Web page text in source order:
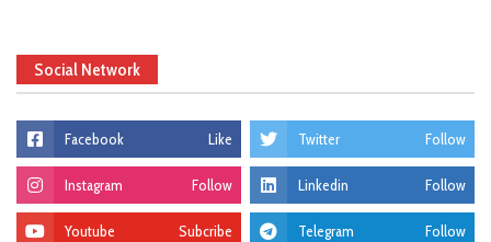
Social Network
Facebook Like Twitter Follow
Instagram Follow Linkedin Follow
Youtube Subcribe Telegram Follow